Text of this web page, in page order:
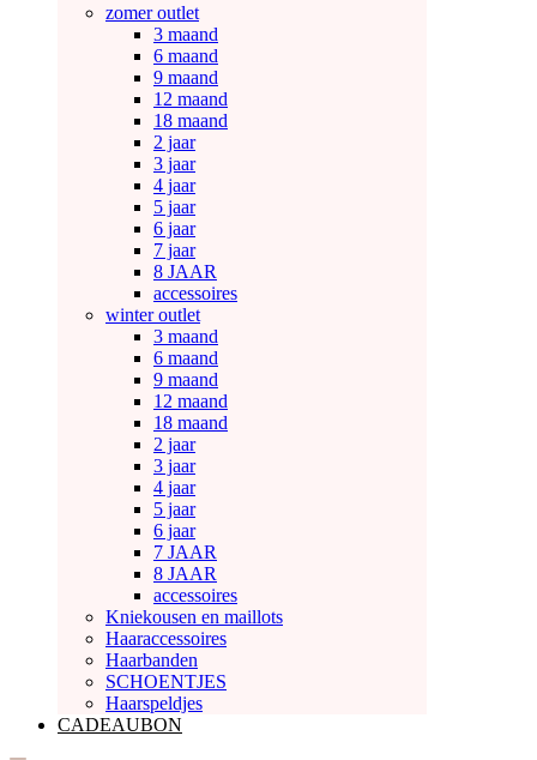
zomer outlet
3 maand
6 maand
9 maand
12 maand
18 maand
2 jaar
3 jaar
4 jaar
5 jaar
6 jaar
7 jaar
8 JAAR
accessoires
winter outlet
3 maand
6 maand
9 maand
12 maand
18 maand
2 jaar
3 jaar
4 jaar
5 jaar
6 jaar
7 JAAR
8 JAAR
accessoires
Kniekousen en maillots
Haaraccessoires
Haarbanden
SCHOENTJES
Haarspeldjes
CADEAUBON